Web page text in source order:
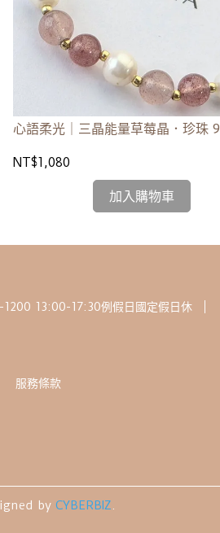
心語柔光｜三晶能量草莓晶．珍珠 9
NT$1,080
加入購物車
13:00-17:30例假日國定假日休
服務條款
by CYBERBIZ.